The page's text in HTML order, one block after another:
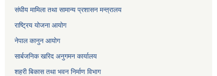
संघीय मामिला तथा सामान्य प्रशासन मन्त्रालय
राष्ट्रिय योजना आयोग
नेपाल कानुन आयोग
सार्बजनिक खरिद अनुगमन कार्यालय
शहरी बिकास तथा भवन निर्माण विभाग